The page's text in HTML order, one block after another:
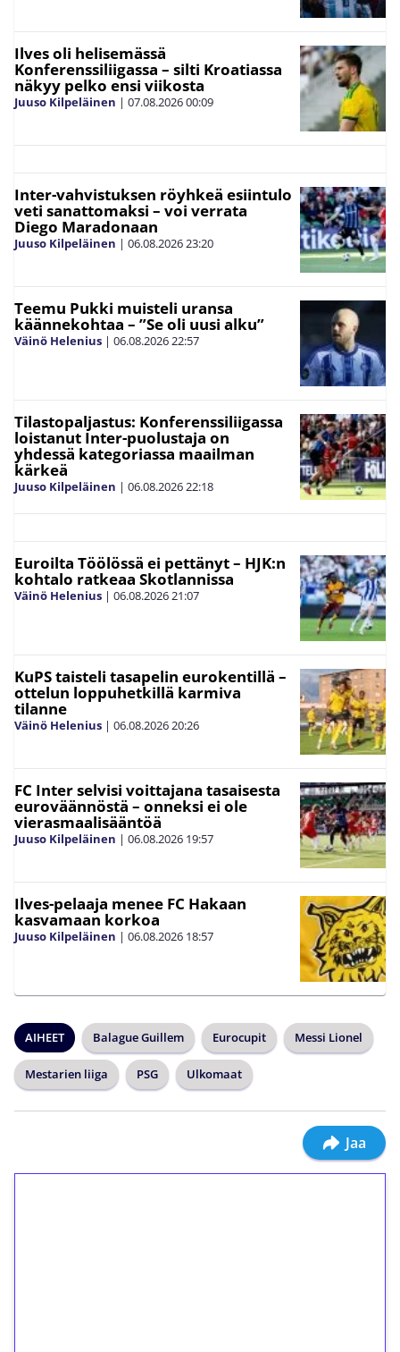
Ilves oli helisemässä
Konferenssiliigassa – silti Kroatiassa
näkyy pelko ensi viikosta
Juuso Kilpeläinen | 07.08.202600:09
Inter-vahvistuksen röyhkeä esiintulo
veti sanattomaksi – voi verrata
Diego Maradonaan
Juuso Kilpeläinen | 06.08.202623:20
Teemu Pukki muisteli uransa
käännekohtaa – ”Se oli uusi alku”
Väinö Helenius | 06.08.202622:57
Tilastopaljastus: Konferenssiliigassa
loistanut Inter-puolustaja on
yhdessä kategoriassa maailman
kärkeä
Juuso Kilpeläinen | 06.08.202622:18
Euroilta Töölössä ei pettänyt – HJK:n
kohtalo ratkeaa Skotlannissa
Väinö Helenius | 06.08.202621:07
KuPS taisteli tasapelin eurokentillä –
ottelun loppuhetkillä karmiva
tilanne
Väinö Helenius | 06.08.202620:26
FC Inter selvisi voittajana tasaisesta
euroväännöstä – onneksi ei ole
vierasmaalisääntöä
Juuso Kilpeläinen | 06.08.2026 19:57
Ilves-pelaaja menee FC Hakaan
kasvamaan korkoa
Juuso Kilpeläinen | 06.08.2026 18:57
AIHEET Balague Guillem Eurocupit Messi Lionel
Mestarien liiga PSG Ulkomaat
Jaa